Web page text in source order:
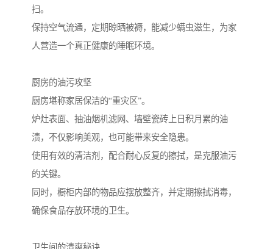
扫。
保持空气流通，定期晾晒被褥，能减少螨虫滋生，为家
人营造一个真正健康的睡眠环境。
厨房的油污攻坚
厨房堪称家居保洁的“重灾区”。
炉灶表面、抽油烟机滤网、墙壁瓷砖上日积月累的油
渍，不仅影响美观，也可能带来安全隐患。
使用有效的清洁剂，配合耐心反复的擦拭，是克服油污
的关键。
同时，橱柜内部的物品应摆放整齐，并定期擦拭消毒，
确保食品存放环境的卫生。